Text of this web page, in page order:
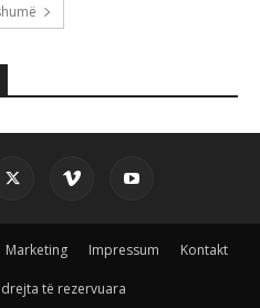
Marketing Impressum Kontakt
të rezervuara